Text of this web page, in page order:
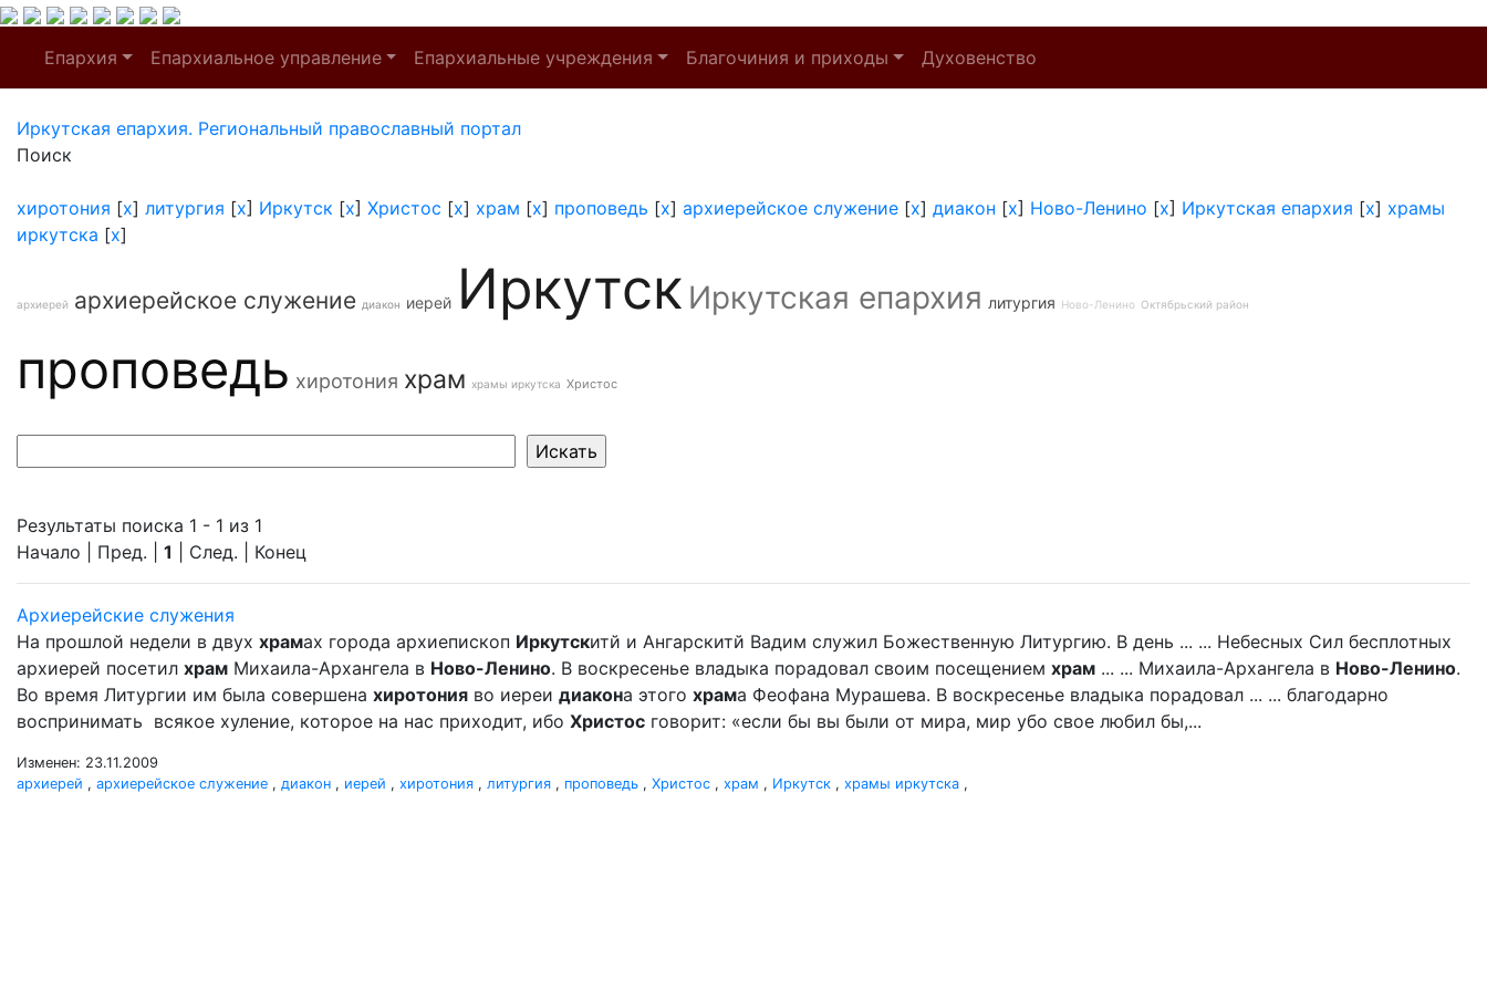
Епархия Епархиальное управление Епархиальные учреждения Благочиния и приходы Духовенство
Иркутская епархия. Региональный православный портал
Поиск
хиротония [x] литургия [x] Иркутск [x] Христос [x] храм [x] проповедь [x] архиерейское служение [x] диакон [x] Ново-Ленино [x] Иркутская епархия [x] храмы
иркутска [x]
архиерей архиерейское служение диакон иерей Иркутск Иркутская епархия литургия Ново-Ленино Октябрьский район
проповедь хиротония храм храмы иркутска Христос
Результаты поиска 1 - 1 из 1
Начало | Пред. | 1 | След. | Конец
Архиерейские служения
На прошлой недели в двух храмах города архиепископ Иркутскитй и Ангарскитй Вадим служил Божественную Литургию. В день ... ... Небесных Сил бесплотных
архиерей посетил храм Михаила-Архангела в Ново-Ленино. В воскресенье владыка порадовал своим посещением храм ... ... Михаила-Архангела в Ново-Ленино.
Во время Литургии им была совершена хиротония во иереи диакона этого храма Феофана Мурашева. В воскресенье владыка порадовал ... ... благодарно
воспринимать всякое хуление, которое на нас приходит, ибо Христос говорит: «если бы вы были от мира, мир убо свое любил бы,...
Изменен: 23.11.2009
архиерей , архиерейское служение , диакон , иерей , хиротония , литургия , проповедь , Христос , храм , Иркутск , храмы иркутска ,